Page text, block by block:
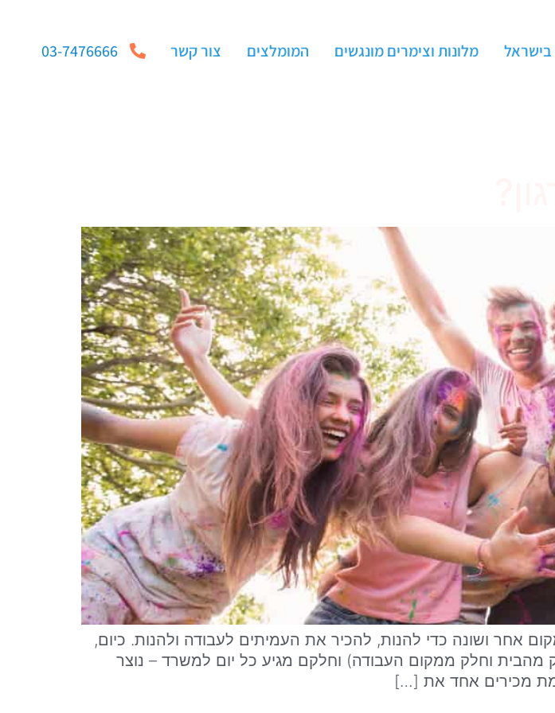
בישראל מלונות וצימרים מונגשים המומלצים צור קשר 03-7476666
אחר ושונה כדי להנות, להכיר את העמיתים לעבודה ולהנות. כיום,
מהבית וחלק ממקום העבודה) וחלקם מגיע כל יום למשרד – נוצר
מכירים אחד את […]